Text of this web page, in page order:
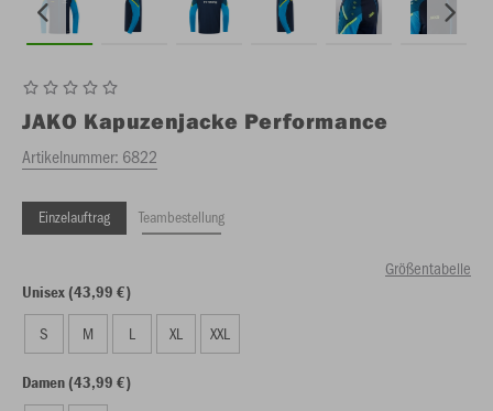
JAKO Kapuzenjacke Performance
Artikelnummer: 6822
Einzelauftrag Teambestellung
Größentabelle
Unisex (43,99 €)
S M L XL XXL
Damen (43,99 €)